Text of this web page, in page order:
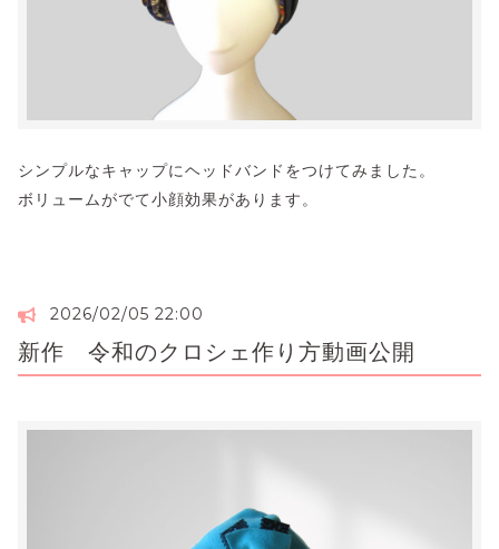
シンプルなキャップにヘッドバンドをつけてみました。
ボリュームがでて小顔効果があります。
2026/02/05 22:00
新作 令和のクロシェ作り方動画公開